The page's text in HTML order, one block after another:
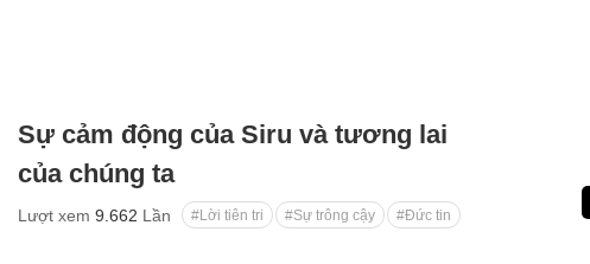
Sự cảm động của Siru và tương lai
của chúng ta
Lượt xem 9.662 Lần #Lời tiên tri #Sự trông cậy #Đức tin